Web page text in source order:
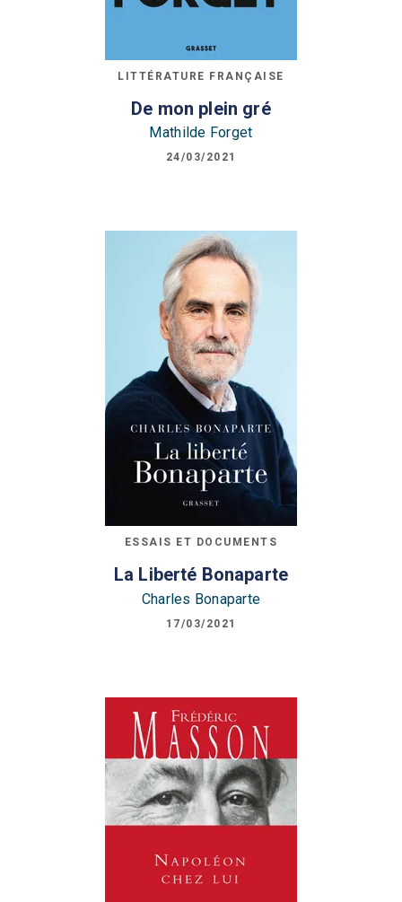
LITTÉRATURE FRANÇAISE
De mon plein gré
Mathilde Forget
24/03/2021
ESSAIS ET DOCUMENTS
La Liberté Bonaparte
Charles Bonaparte
17/03/2021